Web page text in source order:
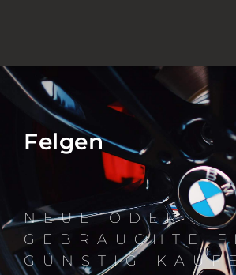
Felgen
NEUE ODER
GEBRAUCHTE
GÜNSTIG